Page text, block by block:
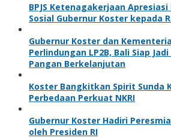
BPJS Ketenagakerjaan
Sosial Gubernur Koster kepada
Gubernur Koster dan
Perlindungan LP2B, Bali Siap
Pangan Berkelanjutan
Koster Bangkitkan Spirit Sunda
Perbedaan Perkuat NKRI
Gubernur Koster Hadiri
oleh Presiden RI